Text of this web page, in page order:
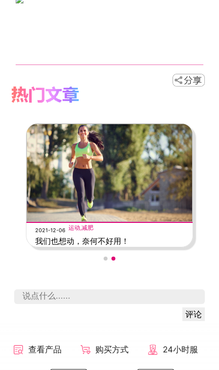
2021-12-06运动,减肥
我们也想动，奈何不好用！
评论
查看产品 购买方式
24小时服